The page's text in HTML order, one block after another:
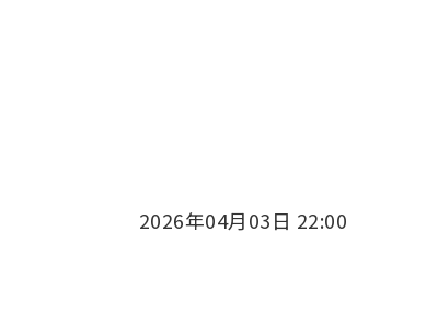
2026年04月03日 22:00